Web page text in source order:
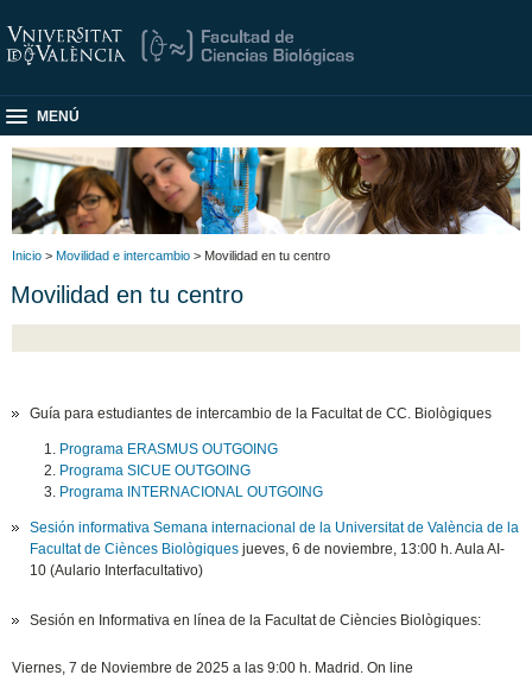
MENÚ
Inicio > Movilidad e intercambio > Movilidad en tu centro
Movilidad en tu centro
Guía para estudiantes de intercambio de la Facultat de CC. Biològiques
Programa ERASMUS OUTGOING
Programa SICUE OUTGOING
Programa INTERNACIONAL OUTGOING
Sesión informativa Semana internacional de la Universitat de València de la
Facultat de Ciènces Biològiques ​jueves, 6 de noviembre, 13:00 h. Aula AI-
10 (Aulario Interfacultativo)
Sesión en Informativa en línea de la Facultat de Ciències Biològiques:
Viernes, 7 de Noviembre de 2025 a las 9:00 h. Madrid. On line